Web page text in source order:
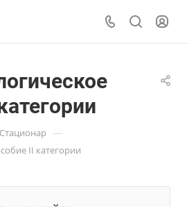
Стационар —
II категории